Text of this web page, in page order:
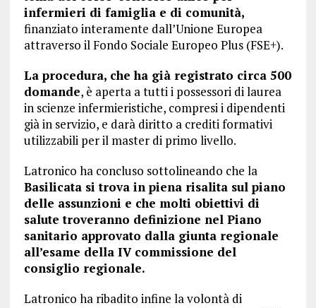
infermieri di famiglia e di comunità,
finanziato interamente dall’Unione Europea
attraverso il Fondo Sociale Europeo Plus (FSE+).
La procedura, che ha già registrato circa 500
domande, è aperta a tutti i possessori di laurea
in scienze infermieristiche, compresi i dipendenti
già in servizio, e darà diritto a crediti formativi
utilizzabili per il master di primo livello.
Latronico ha concluso sottolineando che la
Basilicata si trova in piena risalita sul piano
delle assunzioni e che molti obiettivi di
salute troveranno definizione nel Piano
sanitario approvato dalla giunta regionale
all’esame della IV commissione del
consiglio regionale.
Latronico ha ribadito infine la volontà di